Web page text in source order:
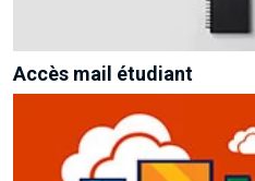
Accès mail étudiant